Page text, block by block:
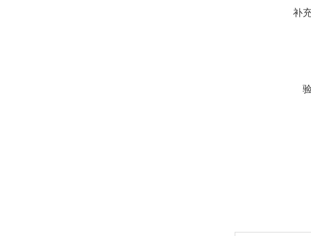
补